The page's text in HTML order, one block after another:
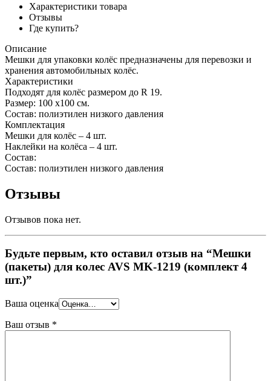
Характеристики товара
Отзывы
Где купить?
Описание
Мешки для упаковки колёс предназначены для перевозки и
хранения автомобильных колёс.
Характеристики
Подходят для колёс размером до R 19.
Размер: 100 х100 см.
Состав: полиэтилен низкого давления
Комплектация
Мешки для колёс – 4 шт.
Наклейки на колёса – 4 шт.
Состав:
Состав: полиэтилен низкого давления
Отзывы
Отзывов пока нет.
Будьте первым, кто оставил отзыв на “Мешки
(пакеты) для колес AVS MK-1219 (комплект 4
шт.)”
Ваша оценка
Ваш отзыв *